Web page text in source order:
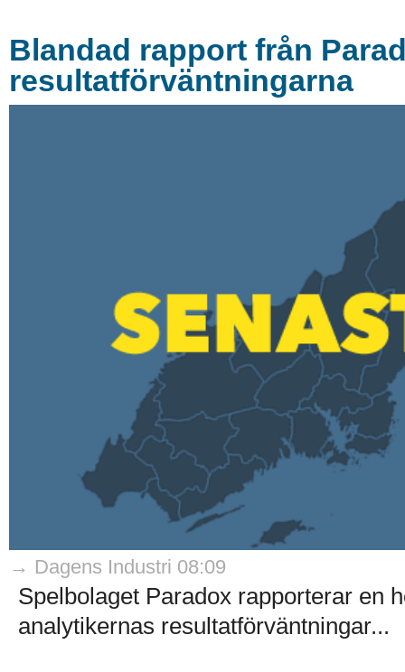
Blandad rapport från
resultatförväntningarna
→ Dagens Industri 08:09
Spelbolaget Paradox rapporterar en
analytikernas resultatförväntningar...